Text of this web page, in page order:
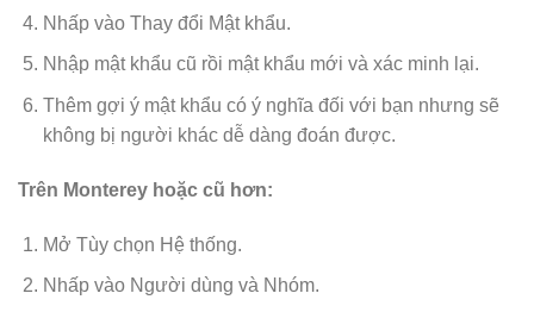
Nhấp vào Thay đổi Mật khẩu.
Nhập mật khẩu cũ rồi mật khẩu mới và xác minh lại.
Thêm gợi ý mật khẩu có ý nghĩa đối với bạn nhưng sẽ
không bị người khác dễ dàng đoán được.
Trên Monterey hoặc cũ hơn:
Mở Tùy chọn Hệ thống.
Nhấp vào Người dùng và Nhóm.